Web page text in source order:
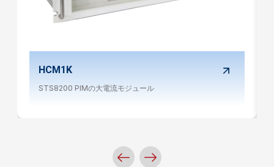
HCM1K
STS8200 PIMの大電流モジュール